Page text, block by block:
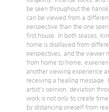
be seen throughout the
can be viewed from a
perspective than the one
first house. In both spaces,
home is displayed from
perspectives, and the viewer
from home to home,
another viewing experience
receiving a healing message.
artist's opinion, deviation
work is not only to create
by distancing oneself from